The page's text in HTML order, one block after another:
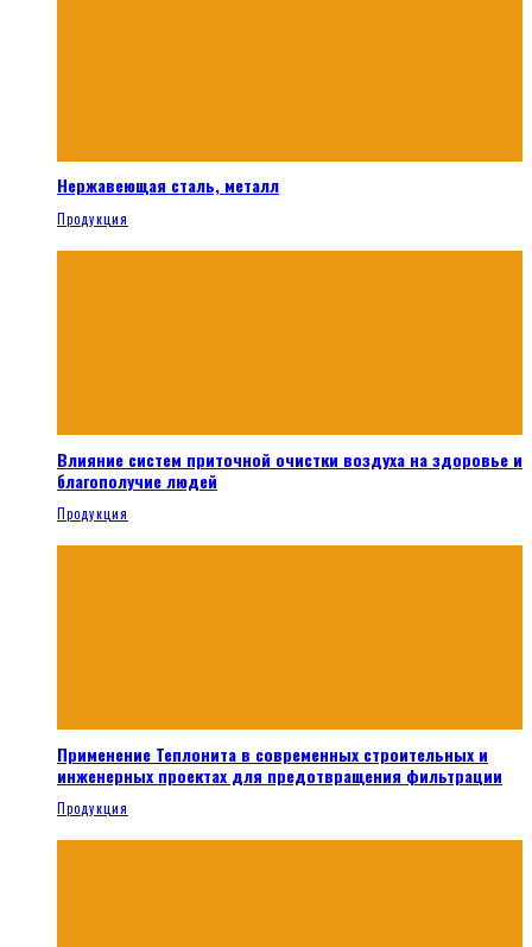
Нержавеющая сталь, металл
Продукция
Влияние систем приточной очистки воздуха на здоровье и
благополучие людей
Продукция
Применение Теплонита в современных строительных и
инженерных проектах для предотвращения фильтрации
Продукция